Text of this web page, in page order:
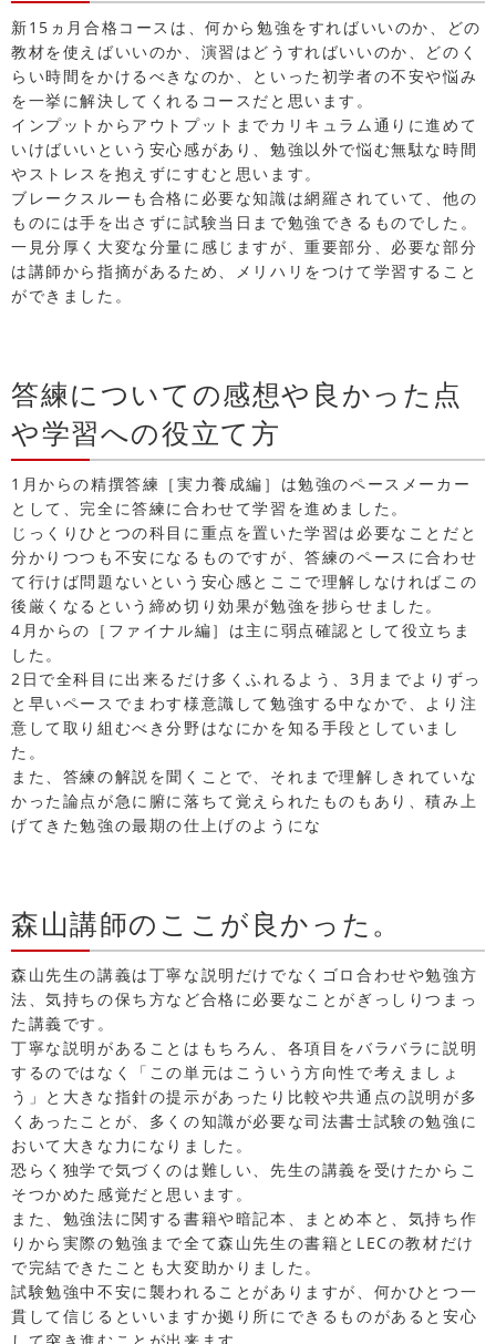
新15ヵ月合格コースは、何から勉強をすればいいのか、どの
教材を使えばいいのか、演習はどうすればいいのか、どのく
らい時間をかけるべきなのか、といった初学者の不安や悩み
を一挙に解決してくれるコースだと思います。
インプットからアウトプットまでカリキュラム通りに進めて
いけばいいという安心感があり、勉強以外で悩む無駄な時間
やストレスを抱えずにすむと思います。
ブレークスルーも合格に必要な知識は網羅されていて、他の
ものには手を出さずに試験当日まで勉強できるものでした。
一見分厚く大変な分量に感じますが、重要部分、必要な部分
は講師から指摘があるため、メリハリをつけて学習すること
ができました。
答練についての感想や良かった点
や学習への役立て方
1月からの精撰答練［実力養成編］は勉強のペースメーカー
として、完全に答練に合わせて学習を進めました。
じっくりひとつの科目に重点を置いた学習は必要なことだと
分かりつつも不安になるものですが、答練のペースに合わせ
て行けば問題ないという安心感とここで理解しなければこの
後厳くなるという締め切り効果が勉強を捗らせました。
4月からの［ファイナル編］は主に弱点確認として役立ちま
した。
2日で全科目に出来るだけ多くふれるよう、3月までよりずっ
と早いペースでまわす様意識して勉強する中なかで、より注
意して取り組むべき分野はなにかを知る手段としていまし
た。
また、答練の解説を聞くことで、それまで理解しきれていな
かった論点が急に腑に落ちて覚えられたものもあり、積み上
げてきた勉強の最期の仕上げのようにな
森山講師のここが良かった。
森山先生の講義は丁寧な説明だけでなくゴロ合わせや勉強方
法、気持ちの保ち方など合格に必要なことがぎっしりつまっ
た講義です。
丁寧な説明があることはもちろん、各項目をバラバラに説明
するのではなく「この単元はこういう方向性で考えましょ
う」と大きな指針の提示があったり比較や共通点の説明が多
くあったことが、多くの知識が必要な司法書士試験の勉強に
おいて大きな力になりました。
恐らく独学で気づくのは難しい、先生の講義を受けたからこ
そつかめた感覚だと思います。
また、勉強法に関する書籍や暗記本、まとめ本と、気持ち作
りから実際の勉強まで全て森山先生の書籍とLECの教材だけ
で完結できたことも大変助かりました。
試験勉強中不安に襲われることがありますが、何かひとつ一
貫して信じるといいますか拠り所にできるものがあると安心